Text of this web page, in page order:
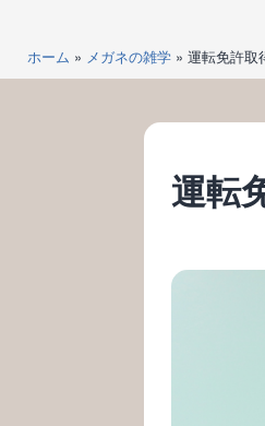
ホーム » メガネの雑学 » 運転免許取
運転